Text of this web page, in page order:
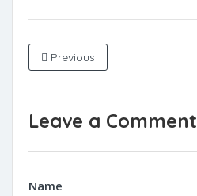
Previous
Leave a Comment
Name